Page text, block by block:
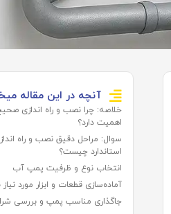
آنچه در این مقاله
خلاصه: چرا نصب و راه اندازی
اهمیت دارد؟
سوال: مراحل دقیق نصب و راه
استاندارد چیست؟
انتخاب نوع و ظرفیت پمپ آب
آماده‌سازی قطعات و ابزار مورد
جاگذاری مناسب پمپ و بررسی